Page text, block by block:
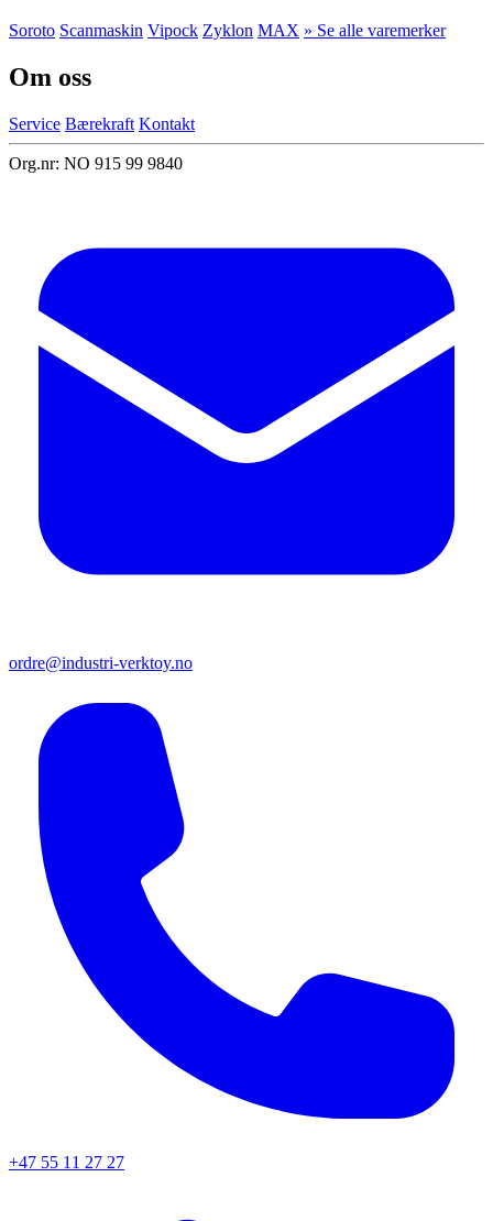
Soroto Scanmaskin Vipock Zyklon MAX » Se alle varemerker
Om oss
Service Bærekraft Kontakt
Org.nr: NO 915 99 9840
ordre@industri-verktoy.no
+47 55 11 27 27